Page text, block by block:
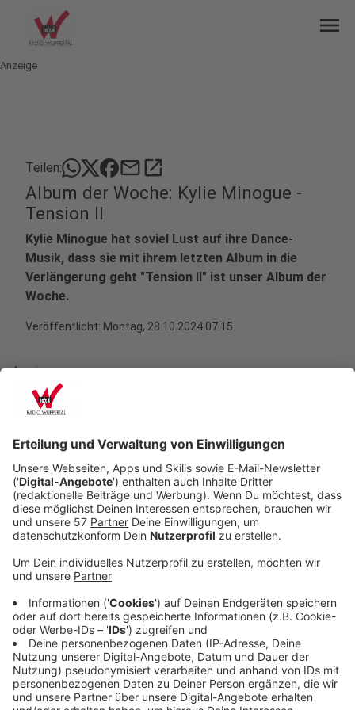
menu
Anzeige
Teilen: mailopen_in_new
Album der Woche: Kylie Minogue -
Tension II
Kylie Minogue hat soviel Lust auf ihre Dance-
Musik, dass sie mit ihrem letzten Album in die
Verlängerung geht "Tension II" ist unser Album der
Woche.
Veröffentlicht: Montag, 28.10.2024 07:15
Anzeige
Nummer-1-Albums und Welterfolgs "Tension" führt
Kylie weiter in die Welt der elektronischen Musik und
ist vollgepackt mit Dancefloor-Hits. Das Album
enthält neun brandneue Kylie-Songs, darunter die neue
Single "Dance to the Music" sowie den Dance-Hit
"Edge of Saturday Night" mit The Blessed Madonna
und die Kollaborationen mit Orville Peck, Bebe Rexha
und Tove Lo sowie Sia. "Die Tension-Ära war so etwas
Besonderes für mich ... Ich kann es unmöglich zulassen,
dass sie jetzt schon vorbei ist! Willkommen zu
'Tension II'." sagte Kylie.
Anzeige